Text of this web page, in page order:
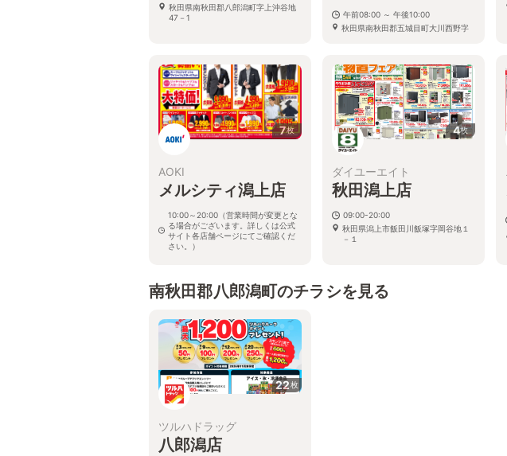
秋田県南秋田郡八郎潟町字上沖谷地
47－1
午前08:00 ～ 午後10:00
秋田県南秋田郡五城目町大川西野字
7枚
AOKI
メルシティ潟上店
10:00～20:00（営業時間が変更とな
る場合がございます。詳しくは公式
サイト各店舗ページにてご確認くだ
さい。）
4枚
ダイユーエイト
秋田潟上店
09:00-20:00
秋田県潟上市飯田川飯塚字岡谷地１
－１
南秋田郡八郎潟町のチラシを見る
22枚
ツルハドラッグ
八郎潟店